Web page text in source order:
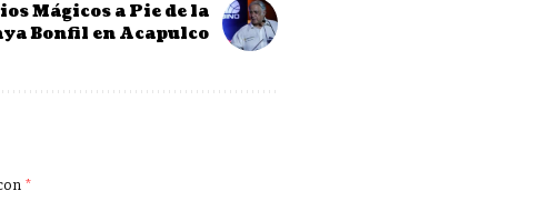
Mágicos a Pie de la
Bonfil en Acapulco
*